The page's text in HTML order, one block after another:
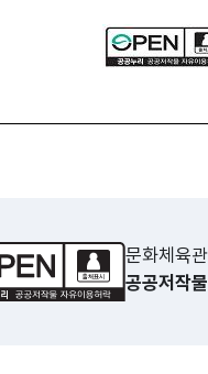
문화체육
공공저작